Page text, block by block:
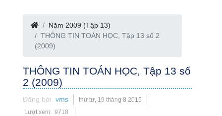
Năm 2009 (Tập 13)
THÔNG TIN TOÁN HỌC, Tập 13 số 2
(2009)
THÔNG TIN TOÁN HỌC, Tập 13 số
2 (2009)
Đăng bởivms
thứ tư, 19 tháng 8 2015
Lượt xem: 9718